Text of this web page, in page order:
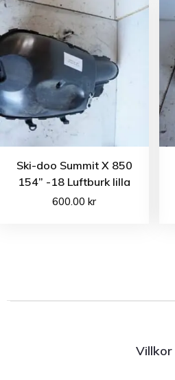
Ski-doo Summit X 850
154” -18 Luftburk lilla
600.00kr
Villkor